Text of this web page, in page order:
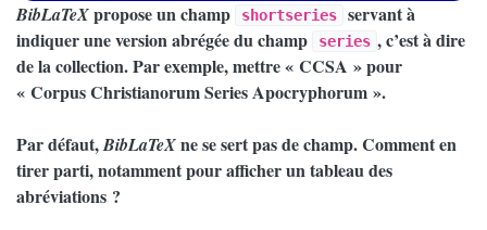
BibLaTeXpropose un champ shortseries
servant à
indiquer une version abrégée du champ
series , c’est à dire
de la collection. Par exemple, mettre « CCSA » pour
« Corpus Christianorum Series Apocryphorum ».
Par défaut,BibLaTeXne se sert pas de champ. Comment en
tirer parti, notamment pour afficher un tableau des
abréviations ?